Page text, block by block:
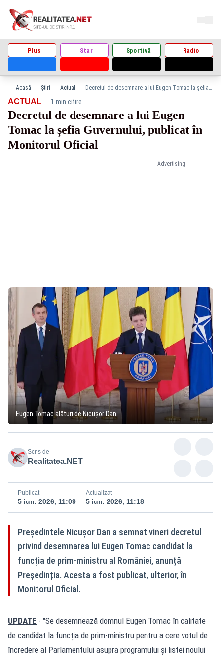
Plus Star Sportivă Radio
Acasă Știri Actual Decretul de desemnare a lui Eugen Tomac la șefia Guvernului, publicat în Monitorul Oficial
Advertising
ACTUAL· 1 min citire
Decretul de desemnare a lui Eugen
Tomac la șefia Guvernului, publicat în
Monitorul Oficial
Eugen Tomac alături de Nicușor Dan
Scris de
Realitatea.NET
Publicat
5 iun. 2026, 11:09
Actualizat
5 iun. 2026, 11:18
Preşedintele Nicuşor Dan a semnat vineri decretul
privind desemnarea lui Eugen Tomac candidat la
funcţia de prim-ministru al României, anunță
Președinția. Acesta a fost publicat, ulterior, în
Monitorul Oficial.
UPDATE - "Se desemnează domnul Eugen Tomac în calitate
de candidat la funcția de prim-ministru pentru a cere votul de
încredere al Parlamentului asupra programului și listei noului